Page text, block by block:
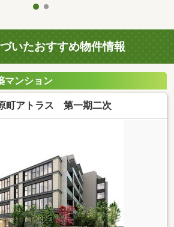
いたおすすめ物件情報
マンション
町アトラス 第一期二次